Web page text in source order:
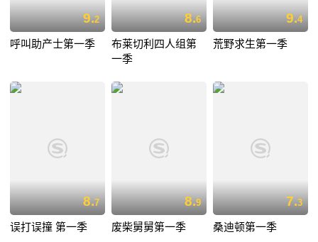
9.2
呼叫助产士第一季
8.6
布莱切利四人组第
一季
9.4
荒野求生第一季
8.7
误打误撞 第一季
8.9
废柴舅舅第一季
7.3
桑迪顿第一季